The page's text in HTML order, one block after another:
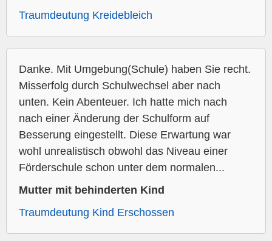
Traumdeutung Kreidebleich
Danke. Mit Umgebung(Schule) haben Sie recht.
Misserfolg durch Schulwechsel aber nach
unten. Kein Abenteuer. Ich hatte mich nach
nach einer Änderung der Schulform auf
Besserung eingestellt. Diese Erwartung war
wohl unrealistisch obwohl das Niveau einer
Förderschule schon unter dem normalen...
Mutter mit behinderten Kind
Traumdeutung Kind Erschossen